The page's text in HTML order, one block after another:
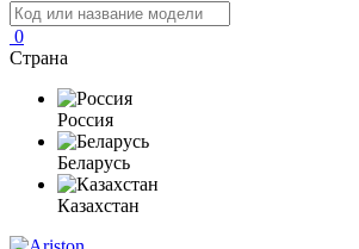
0
Страна
Россия
Беларусь
Казахстан